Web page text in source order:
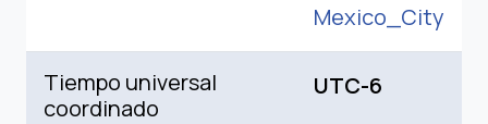
Mexico_City
Tiempo universal
coordinado
UTC-6